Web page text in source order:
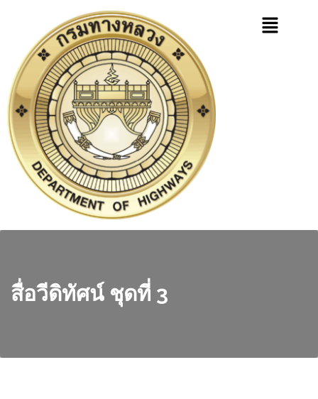
สื่อวีดิทัศน์ ชุดที่ 3